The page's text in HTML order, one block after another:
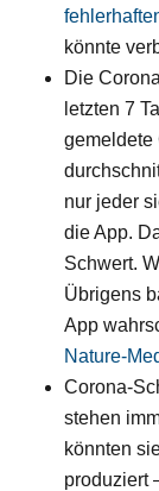
könnte
Die
letzten 7
gemeldete
nur jeder
die App.
Schwert.
Übrigens
App
Nature-
Corona-
stehen
könnten
produziert